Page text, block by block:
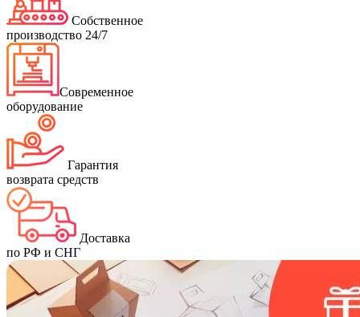
Собственное
производство 24/7
Современное
оборудование
Гарантия
возврата средств
Доставка
по РФ и СНГ